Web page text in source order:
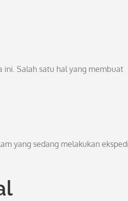
ini. Salah satu hal yang membuat
yang sedang melakukan